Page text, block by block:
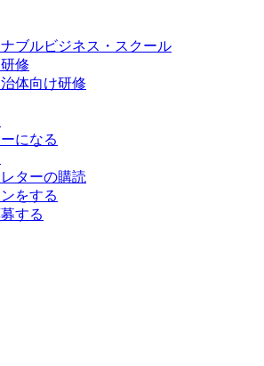
ブルビジネス・スクール
修
体向け研修
になる
ターの購読
をする
する